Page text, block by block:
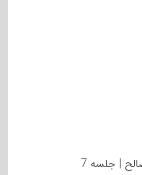
| جلسه 7